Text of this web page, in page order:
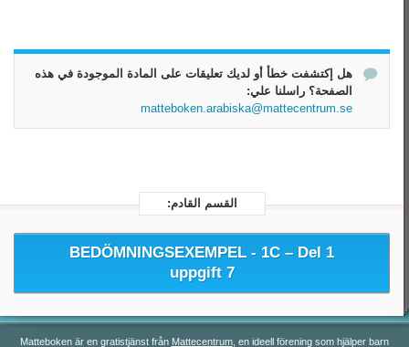
هل إكتشفت خطأ أو لديك تعليقات على المادة الموجودة في هذه
الصفحة؟ راسلنا علي:
matteboken.arabiska@mattecentrum.se
القسم القادم:
BEDÖMNINGSEXEMPEL - 1C – Del 1
uppgift 7
Matteboken är en gratistjänst från Mattecentrum, en ideell förening som hjälper barn